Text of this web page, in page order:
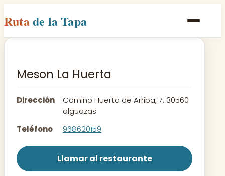
Rutade la Tapa
Inicio
Rutas
Contacto
Meson La Huerta
Dirección
Camino Huerta de Arriba, 7, 30560
alguazas
Teléfono
968620159
Llamar al restaurante